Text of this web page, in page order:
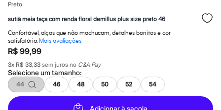
3 itens de beleza por R$129
Até 20% off
Até 40% off
Até 60% off
A partir de 60% off
Feminino
Em alta
Inverno
Alfaiataria
Novidades
Roupas
Blusas e Camisetas
Preto
sutiã meia taça com renda floral demillus plus size preto 46
Confortável, alças que não machucam, detalhes bonitos e cor
satisfatória.Mais avaliações
R$ 99,99
3x R$ 33,33 sem juros no C&A Pay
Selecione umtamanho:
44 46 48 50 52 54
Adicionar à sacola